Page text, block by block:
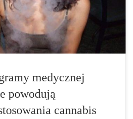
of California, i Boston University
medycznej
powodują
cannabis